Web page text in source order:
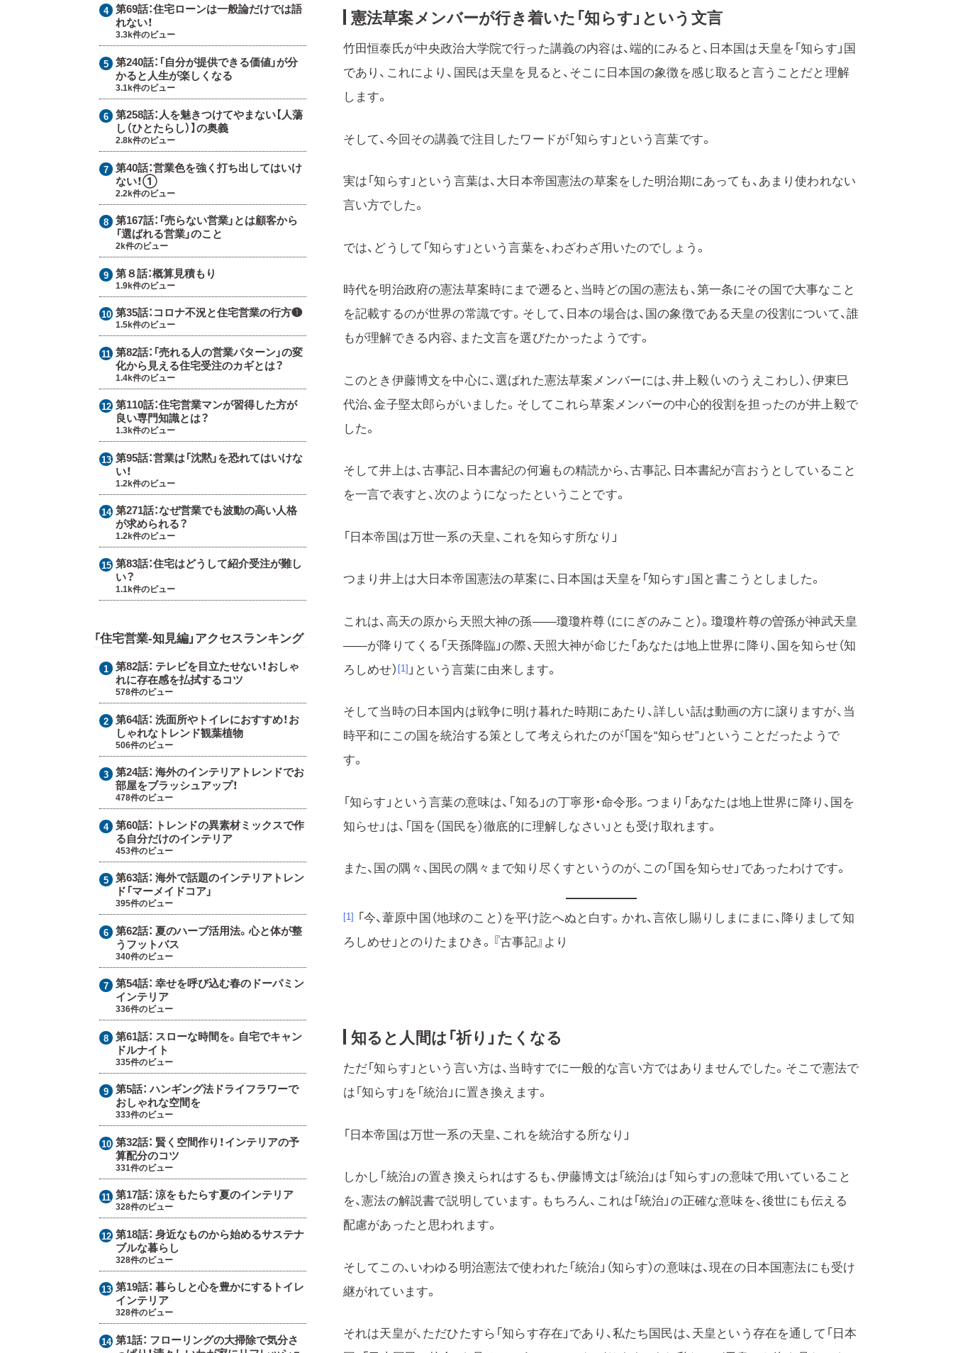
憲法草案メンバーが行き着いた「知らす」という文言
竹田恒泰氏が中央政治大学院で行った講義の内容は、端的にみると、日本国は天皇を「知らす」国
であり、これにより、国民は天皇を見ると、そこに日本国の象徴を感じ取ると言うことだと理解
します。
そして、今回その講義で注目したワードが「知らす」という言葉です。
実は「知らす」という言葉は、大日本帝国憲法の草案をした明治期にあっても、あまり使われない
言い方でした。
では、どうして「知らす」という言葉を、わざわざ用いたのでしょう。
時代を明治政府の憲法草案時にまで遡ると、当時どの国の憲法も、第一条にその国で大事なこと
を記載するのが世界の常識です。そして、日本の場合は、国の象徴である天皇の役割について、誰
もが理解できる内容、また文言を選びたかったようです。
このとき伊藤博文を中心に、選ばれた憲法草案メンバーには、井上毅（いのうえこわし）、伊東巳
代治、金子堅太郎らがいました。そしてこれら草案メンバーの中心的役割を担ったのが井上毅で
した。
そして井上は、古事記、日本書紀の何遍もの精読から、古事記、日本書紀が言おうとしていること
を一言で表すと、次のようになったということです。
「日本帝国は万世一系の天皇、これを知らす所なり」
つまり井上は大日本帝国憲法の草案に、日本国は天皇を「知らす」国と書こうとしました。
これは、高天の原から天照大神の孫——瓊瓊杵尊（ににぎのみこと）。瓊瓊杵尊の曽孫が神武天皇
——が降りてくる「天孫降臨」の際、天照大神が命じた「あなたは地上世界に降り、国を知らせ（知
ろしめせ） [1] 」という言葉に由来します。
そして当時の日本国内は戦争に明け暮れた時期にあたり、詳しい話は動画の方に譲りますが、当
時平和にこの国を統治する策として考えられたのが「国を“知らせ”」ということだったようで
す。
「知らす」という言葉の意味は、「知る」の丁寧形・命令形。つまり「あなたは地上世界に降り、国を
知らせ」は、「国を（国民を）徹底的に理解しなさい」とも受け取れます。
また、国の隅々、国民の隅々まで知り尽くすというのが、この「国を知らせ」であったわけです。
[1] 「今、葦原中国（地球のこと）を平け訖へぬと白す。かれ、言依し賜りしまにまに、降りまして知
ろしめせ」とのりたまひき。『古事記』より
知ると人間は「祈り」たくなる
ただ「知らす」という言い方は、当時すでに一般的な言い方ではありませんでした。そこで憲法で
は「知らす」を「統治」に置き換えます。
「日本帝国は万世一系の天皇、これを統治する所なり」
しかし「統治」の置き換えられはするも、伊藤博文は「統治」は「知らす」の意味で用いていること
を、憲法の解説書で説明しています。もちろん、これは「統治」の正確な意味を、後世にも伝える
配慮があったと思われます。
そしてこの、いわゆる明治憲法で使われた「統治」（知らす）の意味は、現在の日本国憲法にも受け
継がれています。
それは天皇が、ただひたすら「知らす存在」であり、私たち国民は、天皇という存在を通して「日本
第69話：住宅ローンは一般論だけでは語
れない！
3.3k件のビュー
第240話： 「自分が提供できる価値」が分
かると人生が楽しくなる
3.1k件のビュー
第258話：人を魅きつけてやまない【人蕩
し（ひとたらし）】の奥義
2.8k件のビュー
第40話：営業色を強く打ち出してはいけ
ない！①
2.2k件のビュー
第167話： 「売らない営業」とは顧客から
「選ばれる営業」のこと
2k件のビュー
第８話：概算見積もり
1.9k件のビュー
第35話：コロナ不況と住宅営業の行方❶
1.5k件のビュー
第82話： 「売れる人の営業パターン」の変
化から見える住宅受注のカギとは？
1.4k件のビュー
第110話：住宅営業マンが習得した方が
良い専門知識とは？
1.3k件のビュー
第95話：営業は「沈黙」を恐れてはいけな
い！
1.2k件のビュー
第271話：なぜ営業でも波動の高い人格
が求められる？
1.2k件のビュー
第83話：住宅はどうして紹介受注が難し
い？
1.1k件のビュー
「住宅営業-知見編」アクセスランキング
第82話： テレビを目立たせない！おしゃ
れに存在感を払拭するコツ
578件のビュー
第64話： 洗面所やトイレにおすすめ！お
しゃれなトレンド観葉植物
506件のビュー
第24話： 海外のインテリアトレンドでお
部屋をブラッシュアップ！
478件のビュー
第60話： トレンドの異素材ミックスで作
る自分だけのインテリア
453件のビュー
第63話： 海外で話題のインテリアトレン
ド「マーメイドコア」
395件のビュー
第62話： 夏のハーブ活用法。心と体が整
うフットバス
340件のビュー
第54話： 幸せを呼び込む春のドーパミン
インテリア
336件のビュー
第61話： スローな時間を。自宅でキャン
ドルナイト
335件のビュー
第5話：ハンギング法ドライフラワーで
おしゃれな空間を
333件のビュー
第32話： 賢く空間作り！インテリアの予
算配分のコツ
331件のビュー
第17話： 涼をもたらす夏のインテリア
328件のビュー
第18話： 身近なものから始めるサステナ
ブルな暮らし
328件のビュー
第19話： 暮らしと心を豊かにするトイレ
インテリア
328件のビュー
第1話： フローリングの大掃除で気分さ